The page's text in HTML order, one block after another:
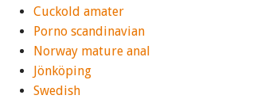
Cuckold amater
Porno scandinavian
Norway mature anal
Jönköping
Swedish